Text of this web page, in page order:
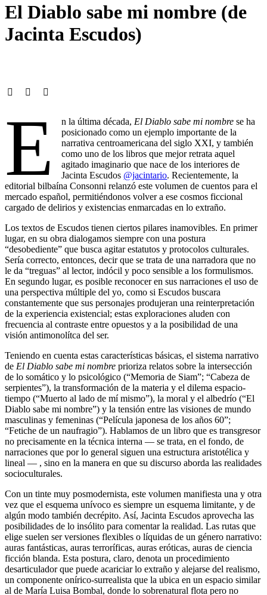
El Diablo sabe mi nombre (de
Jacinta Escudos)
E n la última década, El Diablo sabe mi nombre se ha
posicionado como un ejemplo importante de la
narrativa centroamericana del siglo XXI, y también
como uno de los libros que mejor retrata aquel
agitado imaginario que nace de los interiores de
Jacinta Escudos @jacintario. Recientemente, la
editorial bilbaína Consonni relanzó este volumen de cuentos para el
mercado español, permitiéndonos volver a ese cosmos ficcional
cargado de delirios y existencias enmarcadas en lo extraño.
Los textos de Escudos tienen ciertos pilares inamovibles. En primer
lugar, en su obra dialogamos siempre con una postura
“desobediente” que busca agitar estatutos y protocolos culturales.
Sería correcto, entonces, decir que se trata de una narradora que no
le da “treguas” al lector, indócil y poco sensible a los formulismos.
En segundo lugar, es posible reconocer en sus narraciones el uso de
una perspectiva múltiple del yo, como si Escudos buscara
constantemente que sus personajes produjeran una reinterpretación
de la experiencia existencial; estas exploraciones aluden con
frecuencia al contraste entre opuestos y a la posibilidad de una
visión antimonolítca del ser.
Teniendo en cuenta estas características básicas, el sistema narrativo
de El Diablo sabe mi nombre prioriza relatos sobre la intersección
de lo somático y lo psicológico (“Memoria de Siam”; “Cabeza de
serpientes”), la transformación de la materia y el dilema espacio-
tiempo (“Muerto al lado de mí mismo”), la moral y el albedrío (“El
Diablo sabe mi nombre”) y la tensión entre las visiones de mundo
masculinas y femeninas (“Película japonesa de los años 60”;
“Fetiche de un naufragio”). Hablamos de un libro que es transgresor
no precisamente en la técnica interna — se trata, en el fondo, de
narraciones que por lo general siguen una estructura aristotélica y
lineal — , sino en la manera en que su discurso aborda las realidades
socioculturales.
Con un tinte muy posmodernista, este volumen manifiesta una y otra
vez que el esquema unívoco es siempre un esquema limitante, y de
algún modo también decrépito. Así, Jacinta Escudos aprovecha las
posibilidades de lo insólito para comentar la realidad. Las rutas que
elige suelen ser versiones flexibles o líquidas de un género narrativo:
auras fantásticas, auras terroríficas, auras eróticas, auras de ciencia
ficción blanda. Esta postura, claro, denota un procedimiento
desarticulador que puede acariciar lo extraño y alejarse del realismo,
un componente onírico-surrealista que la ubica en un espacio similar
al de María Luisa Bombal, donde lo sobrenatural flota pero no